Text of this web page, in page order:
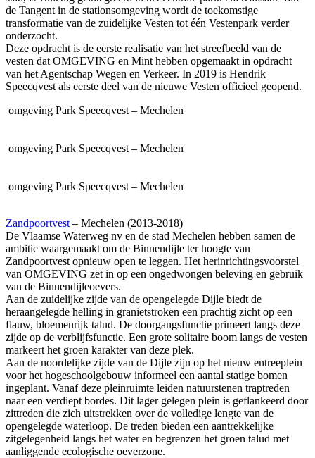
de Tangent in de stationsomgeving wordt de toekomstige
transformatie van de zuidelijke Vesten tot één Vestenpark verder
onderzocht.
Deze opdracht is de eerste realisatie van het streefbeeld van de
vesten dat OMGEVING en Mint hebben opgemaakt in opdracht
van het Agentschap Wegen en Verkeer. In 2019 is Hendrik
Speecqvest als eerste deel van de nieuwe Vesten officieel geopend.
omgeving Park Speecqvest – Mechelen
omgeving Park Speecqvest – Mechelen
omgeving Park Speecqvest – Mechelen
Zandpoortvest – Mechelen (2013-2018)
De Vlaamse Waterweg nv en de stad Mechelen hebben samen de
ambitie waargemaakt om de Binnendijle ter hoogte van
Zandpoortvest opnieuw open te leggen. Het herinrichtingsvoorstel
van OMGEVING zet in op een ongedwongen beleving en gebruik
van de Binnendijleoevers.
Aan de zuidelijke zijde van de opengelegde Dijle biedt de
heraangelegde helling in granietstroken een prachtig zicht op een
flauw, bloemenrijk talud. De doorgangsfunctie primeert langs deze
zijde op de verblijfsfunctie. Een grote solitaire boom langs de vesten
markeert het groen karakter van deze plek.
Aan de noordelijke zijde van de Dijle zijn op het nieuw entreeplein
voor het hogeschoolgebouw informeel een aantal statige bomen
ingeplant. Vanaf deze pleinruimte leiden natuurstenen traptreden
naar een verdiept bordes. Dit lager gelegen plein is geflankeerd door
zittreden die zich uitstrekken over de volledige lengte van de
opengelegde waterloop. De treden bieden een aantrekkelijke
zitgelegenheid langs het water en begrenzen het groen talud met
aanliggende ecologische oeverzone.